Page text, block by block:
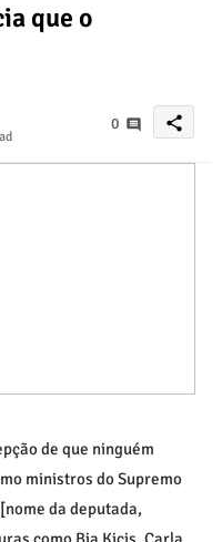
que o
0 share
de que ninguém
ministros do Supremo
da deputada,